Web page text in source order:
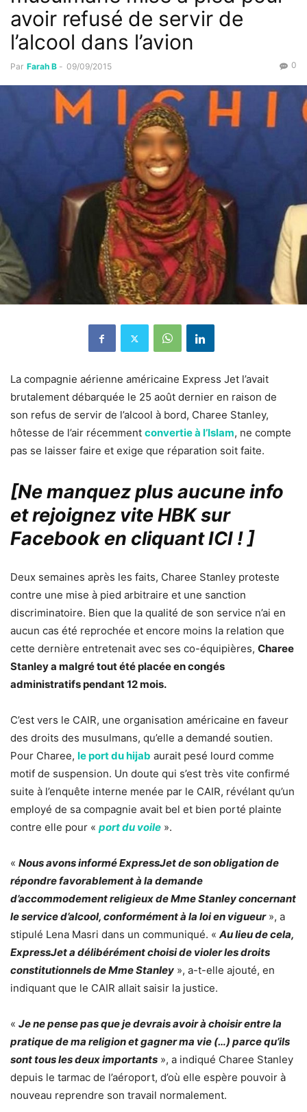
avoir refusé de servir de
l’alcool dans l’avion
Par Farah B - 09/09/2015 0
La compagnie aérienne américaine Express Jet l’avait
brutalement débarquée le 25 août dernier en raison de
son refus de servir de l’alcool à bord, Charee Stanley,
hôtesse de l’air récemment convertie à l’Islam, ne compte
pas se laisser faire et exige que réparation soit faite.
[Ne manquez plus aucune info
et rejoignez vite HBK sur
Facebook en cliquant ICI !]
Deux semaines après les faits, Charee Stanley proteste
contre une mise à pied arbitraire et une sanction
discriminatoire. Bien que la qualité de son service n’ai en
aucun cas été reprochée et encore moins la relation que
cette dernière entretenait avec ses co-équipières, Charee
Stanley a malgré tout été placée en congés
administratifs pendant 12 mois.
C’est vers le CAIR, une organisation américaine en faveur
des droits des musulmans, qu’elle a demandé soutien.
Pour Charee, le port du hijab aurait pesé lourd comme
motif de suspension. Un doute qui s’est très vite confirmé
suite à l’enquête interne menée par le CAIR, révélant qu’un
employé de sa compagnie avait bel et bien porté plainte
contre elle pour « port du voile ».
« Nous avons informé ExpressJet de son obligation de
répondre favorablement à la demande
d’accommodement religieux de Mme Stanley concernant
le service d’alcool, conformément à la loi en vigueur », a
stipulé Lena Masri dans un communiqué. « Au lieu de cela,
ExpressJet a délibérément choisi de violer les droits
constitutionnels de Mme Stanley », a-t-elle ajouté, en
indiquant que le CAIR allait saisir la justice.
« Je ne pense pas que je devrais avoir à choisir entre la
pratique de ma religion et gagner ma vie (…) parce qu’ils
sont tous les deux importants », a indiqué Charee Stanley
depuis le tarmac de l’aéroport, d’où elle espère pouvoir à
nouveau reprendre son travail normalement.